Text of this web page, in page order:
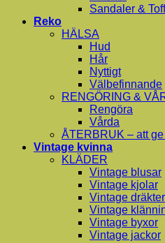
Sandaler &
Reko
HÄLSA
Hud
Hår
Nyttigt
Välbefinnande
RENGÖRING &
Rengöra
Vårda
ÅTERBRUK – att
Vintage kvinna
KLÄDER
Vintage blusar
Vintage kjolar
Vintage dräkter
Vintage
Vintage byxor
Vintage jackor